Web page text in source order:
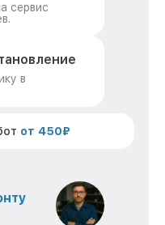
сервис
в
от 450₽